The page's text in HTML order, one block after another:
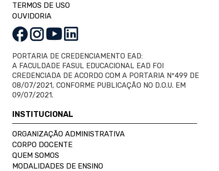
TERMOS DE USO
OUVIDORIA
PORTARIA DE CREDENCIAMENTO EAD:
A FACULDADE FASUL EDUCACIONAL EAD FOI
CREDENCIADA DE ACORDO COM A PORTARIA Nº499 DE
08/07/2021, CONFORME PUBLICAÇÃO NO D.O.U. EM
09/07/2021.
INSTITUCIONAL
ORGANIZAÇÃO ADMINISTRATIVA
CORPO DOCENTE
QUEM SOMOS
MODALIDADES DE ENSINO